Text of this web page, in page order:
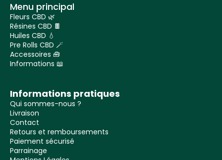
Menu principal
Fleurs CBD 🌿
Résines CBD 🍫
Huiles CBD 💧
Pre Rolls CBD 🪄
Accessoires 🧰
Informations 📖
Informations pratiques
Qui sommes-nous ?
Livraison
Contact
Retours et remboursements
Paiement sécurisé
Parrainage